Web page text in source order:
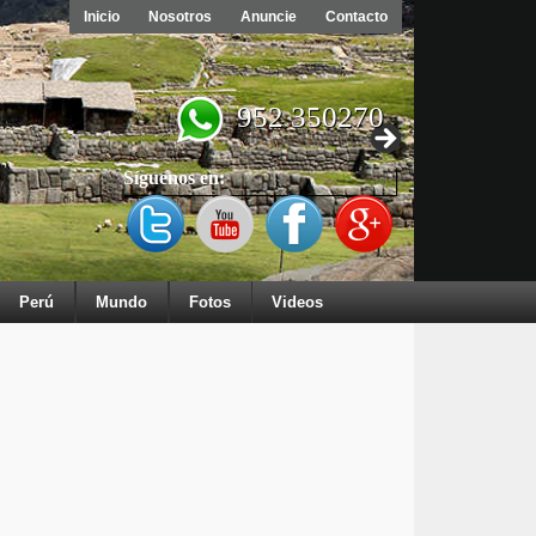
Inicio Nosotros Anuncie Contacto
952 350270
Síguenos en:
Perú Mundo Fotos Videos